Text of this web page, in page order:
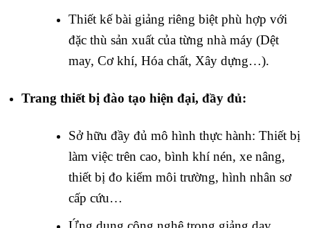
Thiết kế bài giảng riêng biệt phù hợp với
đặc thù sản xuất của từng nhà máy (Dệt
may, Cơ khí, Hóa chất, Xây dựng…).
Trang thiết bị đào tạo hiện đại, đầy đủ:
Sở hữu đầy đủ mô hình thực hành: Thiết bị
làm việc trên cao, bình khí nén, xe nâng,
thiết bị đo kiểm môi trường, hình nhân sơ
cấp cứu…